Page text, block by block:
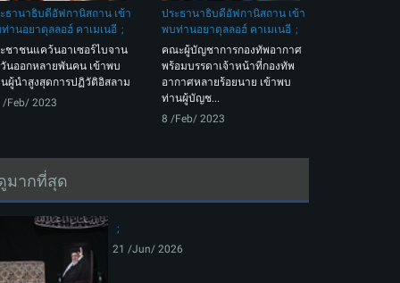
ธานาธิบดีอัฟกานิสถาน เข้า
านอยาตุลลอฮ์ คาเมเนอี
ชาชนแคว้นอาเซอร์ไบจาน
นออกหลายพันคน เข้าพบ
ผู้นำสูงสุดการปฏิวัติอิสลาม
/Feb/ 2023
ประธานาธิบดีอัฟกานิสถาน เข้า
พบท่านอยาตุลลอฮ์ คาเมเนอี
คณะผู้บัญชาการกองทัพอากาศ
พร้อมบรรดาเจ้าหน้าที่กองทัพ
อากาศหลายร้อยนาย เข้าพบ
ท่านผู้บัญช...
8 /Feb/ 2023
มากที่สุด
21 /Jun/ 2026